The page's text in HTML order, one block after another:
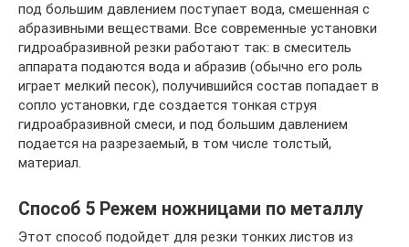
под большим давлением поступает вода, смешенная с
абразивными веществами. Все современные установки
гидроабразивной резки работают так: в смеситель
аппарата подаются вода и абразив (обычно его роль
играет мелкий песок), получившийся состав попадает в
сопло установки, где создается тонкая струя
гидроабразивной смеси, и под большим давлением
подается на разрезаемый, в том числе толстый,
материал.
Способ 5 Режем ножницами по металлу
Этот способ подойдет для резки тонких листов из